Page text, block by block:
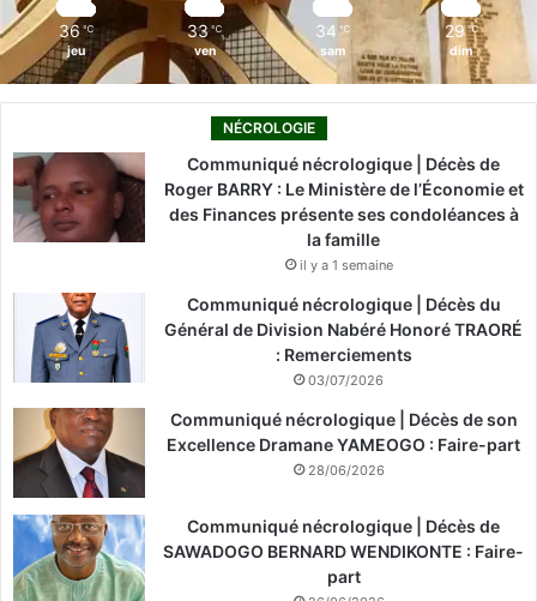
36 ℃
jeu
33 ℃
ven
34 ℃
sam
29 ℃
dim
NÉCROLOGIE
Communiqué nécrologique | Décès de
Roger BARRY : Le Ministère de l’Économie et
des Finances présente ses condoléances à
la famille
il y a 1 semaine
Communiqué nécrologique | Décès du
Général de Division Nabéré Honoré TRAORÉ
: Remerciements
03/07/2026
Communiqué nécrologique | Décès de son
Excellence Dramane YAMEOGO : Faire-part
28/06/2026
Communiqué nécrologique | Décès de
SAWADOGO BERNARD WENDIKONTE : Faire-
part